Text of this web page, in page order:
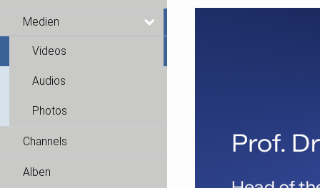
Medien
Videos
Audios
Photos
Channels
Alben